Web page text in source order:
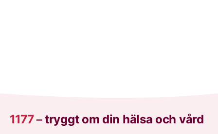
1177–tryggt om din hälsa och vård